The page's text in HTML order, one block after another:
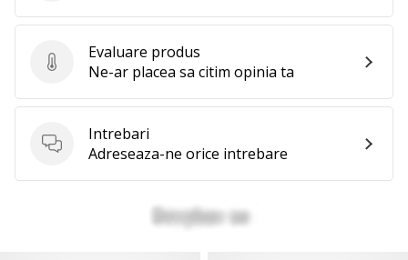
Evaluare produs
Evaluare produs
Ne-ar placea sa citim opinia ta
Intrebari
Intrebari
Adreseaza-ne orice intrebare